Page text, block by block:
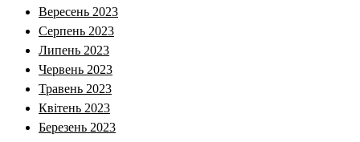
Вересень 2023
Серпень 2023
Липень 2023
Червень 2023
Травень 2023
Квітень 2023
Березень 2023